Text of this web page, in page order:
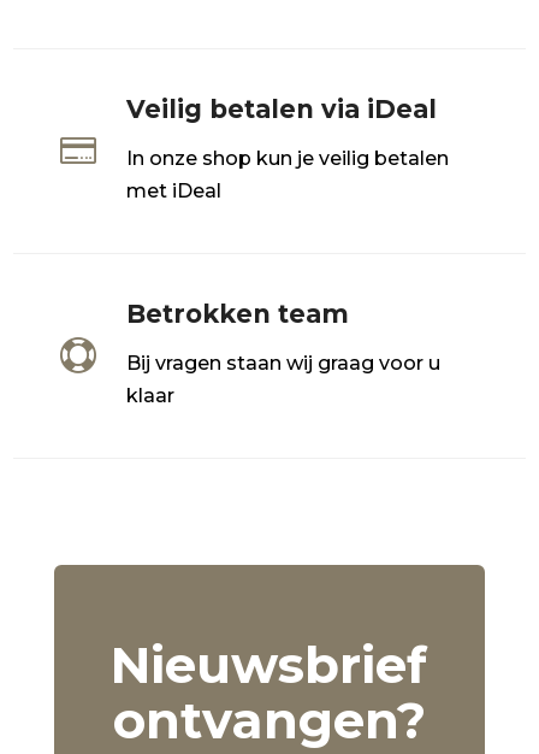

Veilig betalen via iDeal
In onze shop kun je veilig betalen
met iDeal

Betrokken team
Bij vragen staan wij graag voor u
klaar
Nieuwsbrief
ontvangen?